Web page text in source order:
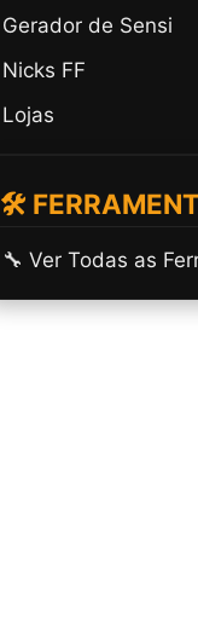
Gerador de Sensi
Nicks FF
Lojas
🛠️
🔧 Ver Todas as